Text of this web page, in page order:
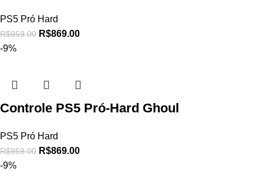
PS5 Pró Hard
R$959.00 R$869.00
-9%
Controle PS5 Pró-Hard Ghoul
PS5 Pró Hard
R$959.00 R$869.00
-9%